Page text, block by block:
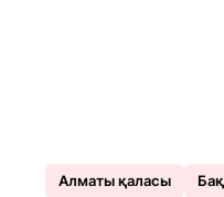
Алматы қаласы